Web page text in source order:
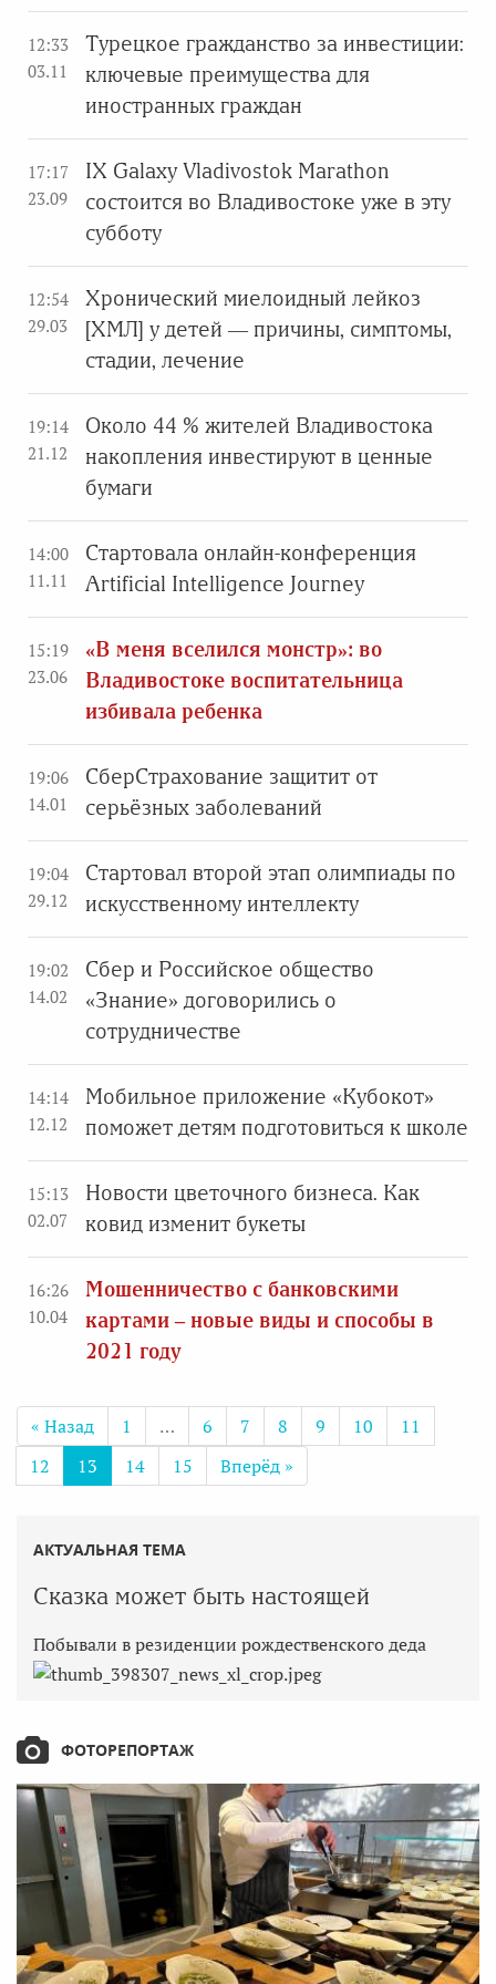
12:33
03.11
Турецкое гражданство за инвестиции:
ключевые преимущества для
иностранных граждан
17:17
23.09
IX Galaxy Vladivostok Marathon
состоится во Владивостоке уже в эту
субботу
12:54
29.03
Хронический миелоидный лейкоз
[ХМЛ] у детей — причины, симптомы,
стадии, лечение
19:14
21.12
Около 44 % жителей Владивостока
накопления инвестируют в ценные
бумаги
14:00
11.11
Стартовала онлайн-конференция
Artificial Intelligence Journey
15:19
23.06
«В меня вселился монстр»: во
Владивостоке воспитательница
избивала ребенка
19:06
14.01
СберСтрахование защитит от
серьёзных заболеваний
19:04
29.12
Стартовал второй этап олимпиады по
искусственному интеллекту
19:02
14.02
Сбер и Российское общество
«Знание» договорились о
сотрудничестве
14:14
12.12
Мобильное приложение «Кубокот»
поможет детям подготовиться к школе
15:13
02.07
Новости цветочного бизнеса. Как
ковид изменит букеты
16:26
10.04
Мошенничество с банковскими
картами – новые виды и способы в
2021 году
« Назад 1 … 6 7 8 9 10
11
12
13 14 15 Вперёд »
АКТУАЛЬНАЯ ТЕМА
Сказка может быть настоящей
Побывали в резиденции рождественского деда
ФОТОРЕПОРТАЖ